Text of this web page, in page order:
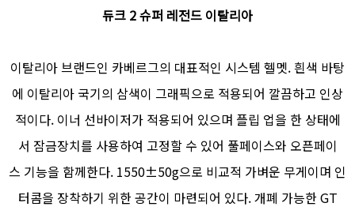
듀크 2 슈퍼 레전드 이탈리아
이탈리아 브랜드인 카베르그의 대표적인 시스템 헬멧. 흰색 바탕
에 이탈리아 국기의 삼색이 그래픽으로 적용되어 깔끔하고 인상
적이다. 이너 선바이저가 적용되어 있으며 플립 업을 한 상태에
서 잠금장치를 사용하여 고정할 수 있어 풀페이스와 오픈페이
스 기능을 함께한다. 1550±50g으로 비교적 가벼운 무게이며 인
터콤을 장착하기 위한 공간이 마련되어 있다. 개폐 가능한 GT